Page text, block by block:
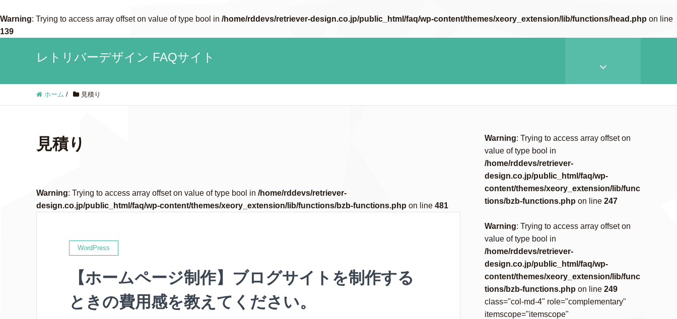
Warning: Trying to access array offset on value of type bool in /home/rddevs/retriever-design.co.jp/public_html/faq/wp-content/themes/xeory_extension/lib/functions/head.php on line
139
レトリバーデザイン FAQサイト
ホーム / 見積り
見積り
Warning: Trying to access array offset on value of type bool in /home/rddevs/retriever-
design.co.jp/public_html/faq/wp-content/themes/xeory_extension/lib/functions/bzb-functions.php on line 481
WordPress
【ホームページ制作】ブログサイトを制作する
ときの費用感を教えてください。
Warning: Trying to access array offset on
value of type bool in
/home/rddevs/retriever-
design.co.jp/public_html/faq/wp-
content/themes/xeory_extension/lib/func
tions/bzb-functions.php on line 247
Warning: Trying to access array offset on
value of type bool in
/home/rddevs/retriever-
design.co.jp/public_html/faq/wp-
content/themes/xeory_extension/lib/func
tions/bzb-functions.php on line 249
class="col-md-4" role="complementary"
itemscope="itemscope"